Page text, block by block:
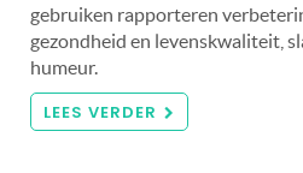
gebruiken rapporteren
gezondheid en levenskwaliteit,
humeur.
LEES VERDER